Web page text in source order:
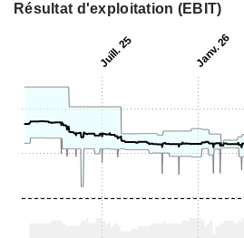
Résultat d'exploitation (EBIT)